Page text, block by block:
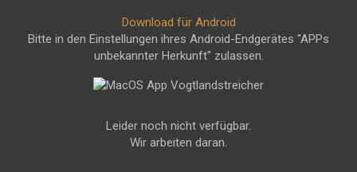
Download für Android
Bitte in den Einstellungen ihres Android-Endgerätes "APPs
unbekannter Herkunft" zulassen.
Leider noch nicht verfügbar.
Wir arbeiten daran.